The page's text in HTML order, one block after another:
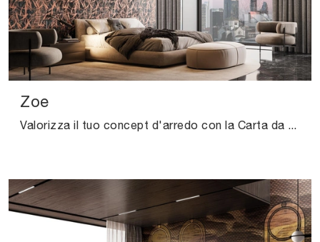
Zoe
Valorizza il tuo concept d'arredo con la Carta da parati vinilica: se vuoi una soluzione design, Zoe fa al caso tuo.